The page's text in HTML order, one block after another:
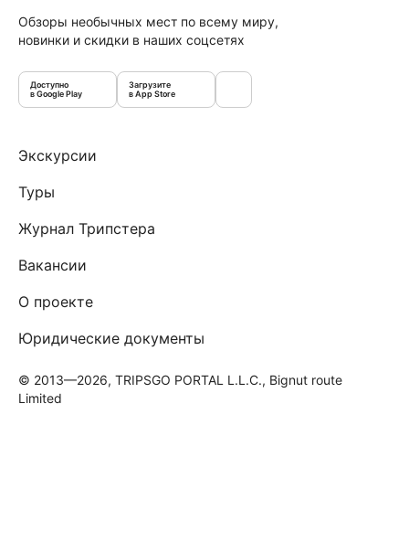
Обзоры необычных мест по всему миру,
новинки и скидки в наших соцсетях
Доступно
в Google Play
Загрузите
в App Store
Экскурсии
Туры
Журнал Трипстера
Вакансии
О проекте
Юридические документы
© 2013—2026, TRIPSGO PORTAL L.L.C., Bignut route
Limited